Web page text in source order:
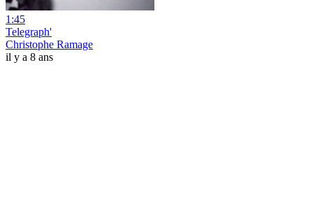
1:45
Telegraph'
Christophe Ramage
il y a 8 ans